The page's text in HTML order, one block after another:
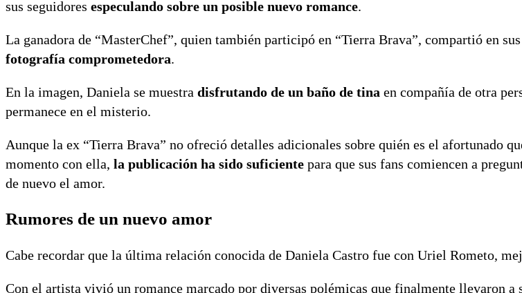
sus seguidores especulando sobre un posible nuevo romance.
La ganadora de “MasterChef”, quien también participó en “Tierra Brava”, compartió en
fotografía comprometedora.
En la imagen, Daniela se muestra disfrutando de un baño de tina en compañía de otra
permanece en el misterio.
Aunque la ex “Tierra Brava” no ofreció detalles adicionales sobre quién es el afortunado
momento con ella, la publicación ha sido suficiente para que sus fans comiencen a
de nuevo el amor.
Rumores de un nuevo amor
Cabe recordar que la última relación conocida de Daniela Castro fue con Uriel Rometo,
Con el artista vivió un romance marcado por diversas polémicas que finalmente llevaron a